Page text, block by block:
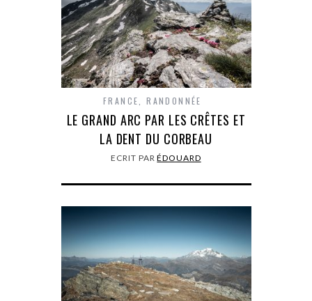
FRANCE,RANDONNÉE
LE GRAND ARC PAR LES CRÊTES ET
LA DENT DU CORBEAU
ECRIT PARÉDOUARD